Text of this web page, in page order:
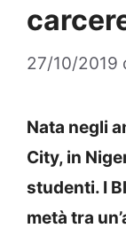
27/10/2019
Nata negli
City, in
studenti. I
metà tra